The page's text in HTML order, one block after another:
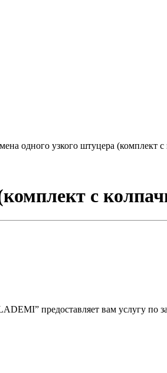
одного узкого штуцера (комплект
с
предоставляет вам услугу по